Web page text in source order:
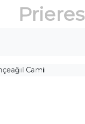
Prieres
Camii